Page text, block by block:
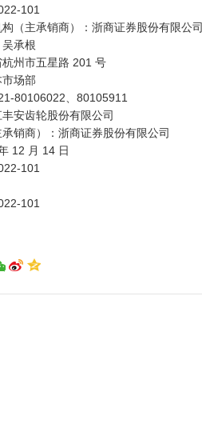
101
构（主承销商）：浙商证券股份有限公司
承根
州市五星路 201 号
场部
80106022、80105911
安齿轮股份有限公司
销商）：浙商证券股份有限公司
12 月 14 日
101
101